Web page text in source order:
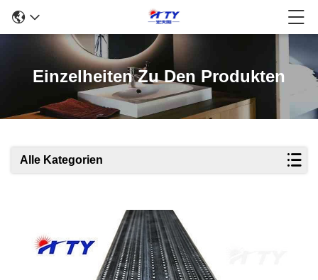
Einzelheiten Zu Den Produkten
Alle Kategorien